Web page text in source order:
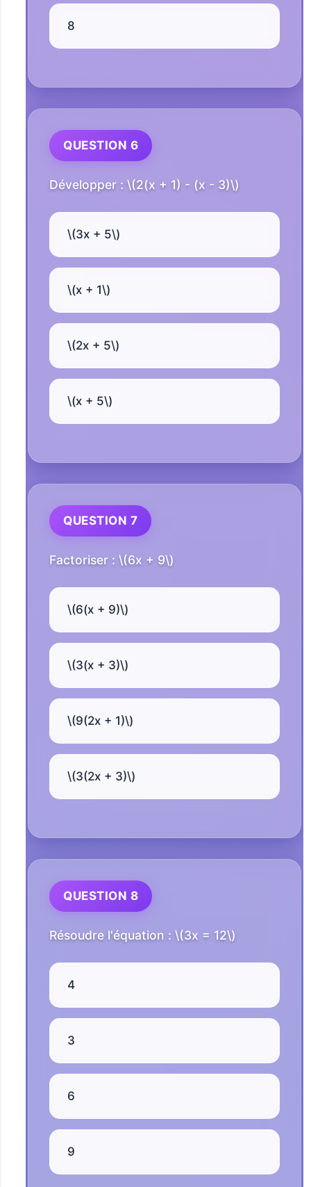
8
QUESTION 6
Développer : \(2(x + 1) - (x - 3)\)
\(3x + 5\)
\(x + 1\)
\(2x + 5\)
\(x + 5\)
QUESTION 7
Factoriser : \(6x + 9\)
\(6(x + 9)\)
\(3(x + 3)\)
\(9(2x + 1)\)
\(3(2x + 3)\)
QUESTION 8
Résoudre l'équation : \(3x = 12\)
4
3
6
9